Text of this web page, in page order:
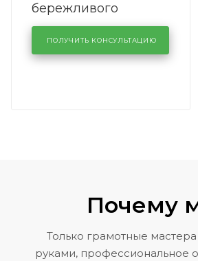
бережливого
производства в
кузовном сервисе
KUTUZOVV
ПОЛУЧИТЬ КОНСУЛЬТАЦИЮ
Почему
Только грамотные
руками, профессиональное